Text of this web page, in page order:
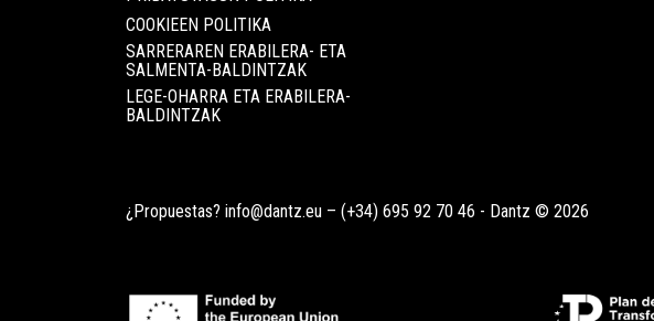
COOKIEEN POLITIKA
SARRERAREN ERABILERA- ETA
SALMENTA-BALDINTZAK
LEGE-OHARRA ETA ERABILERA-
BALDINTZAK
¿Propuestas? info@dantz.eu – (+34) 695 92 70 46 - Dantz © 2026